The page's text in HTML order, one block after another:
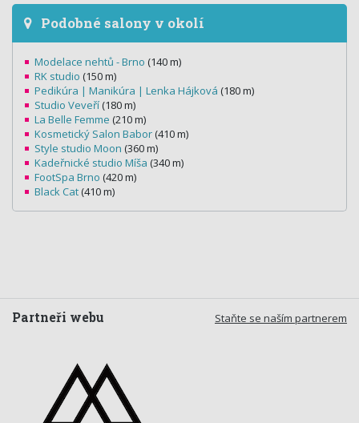
Podobné salony v okolí
Modelace nehtů - Brno (140 m)
RK studio (150 m)
Pedikúra | Manikúra | Lenka Hájková (180 m)
Studio Veveří (180 m)
La Belle Femme (210 m)
Kosmetický Salon Babor (410 m)
Style studio Moon (360 m)
Kadeřnické studio Míša (340 m)
FootSpa Brno (420 m)
Black Cat (410 m)
Staňte se naším partnerem
Partneři webu